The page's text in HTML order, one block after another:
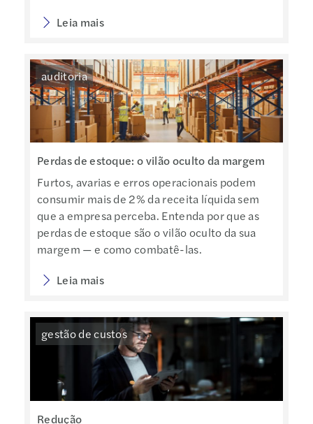
Leia mais
auditoria
Perdas de estoque: o vilão oculto da margem
Furtos, avarias e erros operacionais podem
consumir mais de 2% da receita líquida sem
que a empresa perceba. Entenda por que as
perdas de estoque são o vilão oculto da sua
margem — e como combatê-las.
Leia mais
gestão de custos
Redução